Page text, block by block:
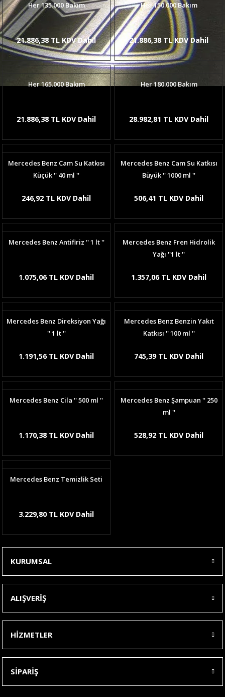
Her 135.000 Bakım
21.886,38 TL KDV Dahil
Her 150.000 Bakım
21.886,38 TL KDV Dahil
Her 165.000 Bakım
21.886,38 TL KDV Dahil
Her 180.000 Bakım
28.982,81 TL KDV Dahil
Mercedes Benz Cam Su Katkısı
Küçük '' 40 ml ''
246,92 TL KDV Dahil
Mercedes Benz Cam Su Katkısı
Büyük '' 1000 ml ''
506,41 TL KDV Dahil
Mercedes Benz Antifiriz '' 1 lt ''
1.075,06 TL KDV Dahil
Mercedes Benz Fren Hidrolik
Yağı ''1 lt ''
1.357,06 TL KDV Dahil
Mercedes Benz Direksiyon Yağı
'' 1 lt ''
1.191,56 TL KDV Dahil
Mercedes Benz Benzin Yakıt
Katkısı '' 100 ml ''
745,39 TL KDV Dahil
Mercedes Benz Cila '' 500 ml ''
1.170,38 TL KDV Dahil
Mercedes Benz Şampuan '' 250
ml ''
528,92 TL KDV Dahil
Mercedes Benz Temizlik Seti
3.229,80 TL KDV Dahil
KURUMSAL
ALIŞVERİŞ
HİZMETLER
SİPARİŞ